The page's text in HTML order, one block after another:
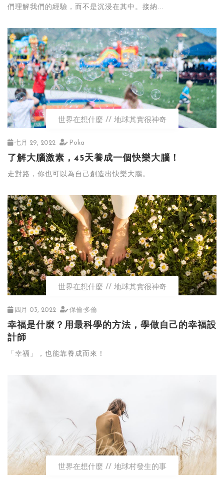
們理解我們的經驗，而不是沉浸在其中。接納...
世界在想什麼 地球其實很神奇
七月 29, 2022 Poka
了解大腦激素，45天養成一個快樂大腦！
走對路，你也可以為自己創造出快樂大腦。
世界在想什麼 地球其實很神奇
四月 03, 2022 保倫·多倫
幸福是什麼？用最科學的方法，學做自己的幸福設
計師
「幸福」，也能靠養成而來！
世界在想什麼 地球村發生的事